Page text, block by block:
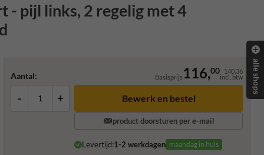
pijl links, 2 regelig met 4
Aantal: Basisprijs 116,00 140,36
incl. btw
- +
product doorsturen per e-mail
Levertijd:1-2 werkdagen maandag in huis
alle shops